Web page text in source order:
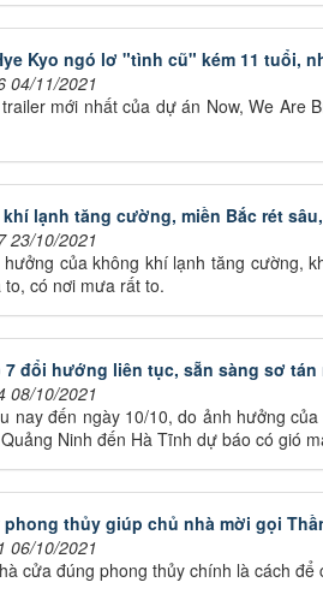
Kyo ngó lơ "tình cũ" kém 11 tuổi,
04/11/2021
mới nhất của dự án Now, We Are
lạnh tăng cường, miền Bắc rét
23/10/2021
hưởng của không khí lạnh tăng cường,
to, có nơi mưa rất to.
7 đổi hướng liên tục, sẵn sàng sơ
08/10/2021
nay đến ngày 10/10, do ảnh hưởng
Ninh đến Hà Tĩnh dự báo có gió
thủy giúp chủ nhà mời gọi
06/10/2021
cửa đúng phong thủy chính là cách